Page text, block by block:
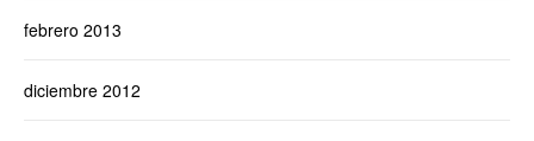
febrero 2013
diciembre 2012